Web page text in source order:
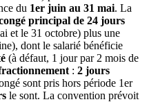
du 1er juin au 31 mai. La
principal de 24 jours
et le 31 octobre) plus une
dont le salarié bénéficie
(à défaut, 1 jour par 2 mois de
: 2 jours
sont pris hors période 1er
le sont. La convention prévoit